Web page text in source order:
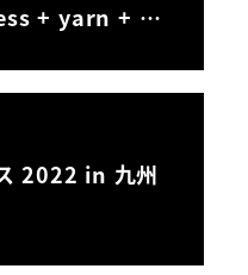
+ yarn + …
2022 in 九州